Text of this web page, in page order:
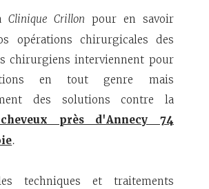
Clinique Crillon pour en savoir
opérations chirurgicales des
chirurgiens interviennent pour
en tout genre mais
des solutions contre la
près d'Annecy 74
.
techniques et traitements